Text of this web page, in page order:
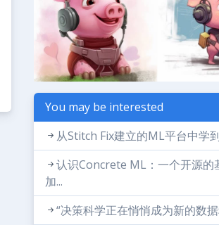
You may be interested
从Stitch Fix建立的ML平台中学
认识Concrete ML：一个开源的
加...
“决策科学正在悄悄成为新的数